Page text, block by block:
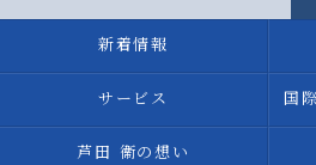
新着情報
サービス 国
芦田 衞の想い